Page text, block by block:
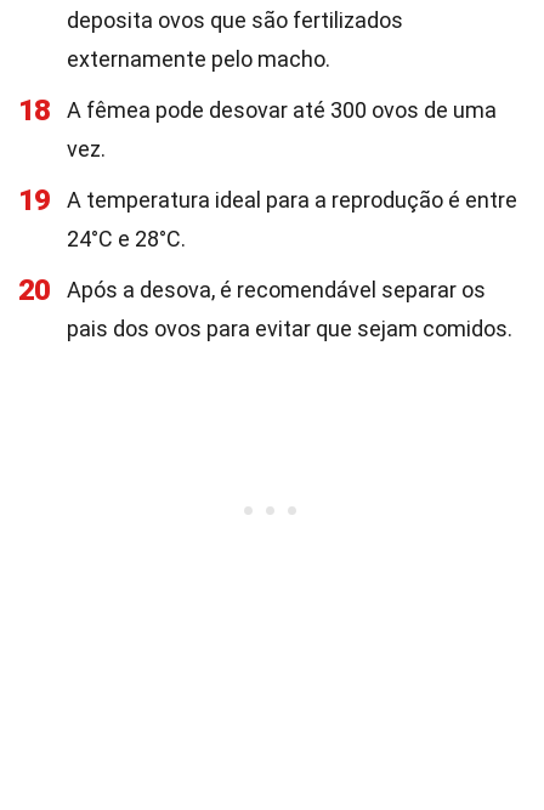
deposita ovos que são fertilizados
externamente pelo macho.
18
A fêmea pode desovar até 300 ovos de uma
vez.
19
A temperatura ideal para a reprodução é entre
24°C e 28°C.
20
Após a desova, é recomendável separar os
pais dos ovos para evitar que sejam comidos.